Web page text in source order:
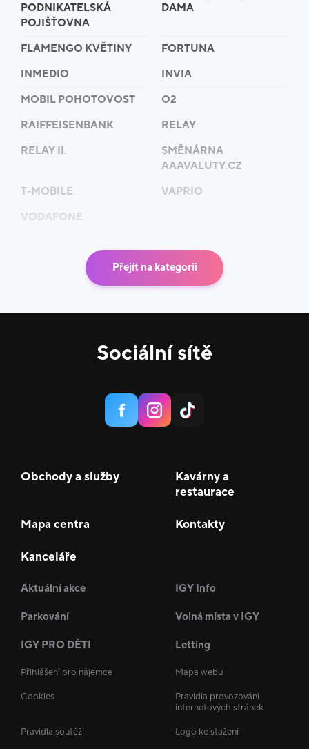
PODNIKATELSKÁ
POJIŠŤOVNA
DAMA
FLAMENGO KVĚTINY
FORTUNA
INMEDIO
INVIA
MOBIL POHOTOVOST
O2
RAIFFEISENBANK
RELAY
RELAY II.
SMĚNÁRNA
AAAVALUTY.CZ
T-MOBILE
VAPRIO
VODAFONE
Přejít na kategorii
Sociální sítě
Obchody a služby
Kavárny a
restaurace
Mapa centra Kontakty
Kanceláře
Aktuální akce IGY Info
Parkování Volná místa v IGY
IGY PRO DĚTI Letting
Přihlášení pro nájemce Mapa webu
Cookies
Pravidla provozování
internetových stránek
Pravidla soutěží Logo ke stažení